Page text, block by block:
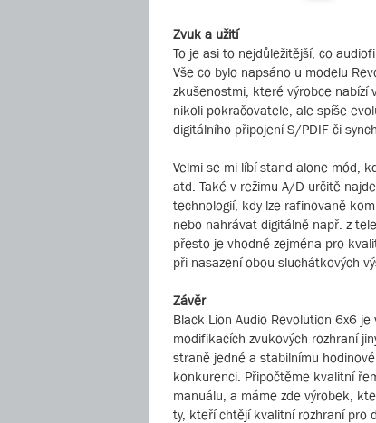
Zvuk a užití
To je asi to nejdůležitější, co
Vše co bylo napsáno u modelu
zkušenostmi, které výrobce nabízí
nikoli pokračovatele, ale spíše
digitálního připojení S/PDIF či
Velmi se mi líbí stand-alone mód,
atd. Také v režimu A/D určitě
technologií, kdy lze rafinovaně
nebo nahrávat digitálně např. z
přesto je vhodné zejména pro
při nasazení obou sluchátkových
Závěr
Black Lion Audio Revolution 6x6
modifikacích zvukových rozhraní
straně jedné a stabilnímu
konkurenci. Připočtěme kvalitní
manuálu, a máme zde výrobek,
ty, kteří chtějí kvalitní rozhraní pro